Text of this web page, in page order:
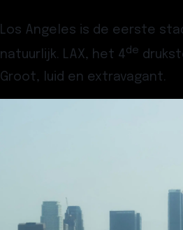
Los Angeles is de eerste
natuurlijk. LAX, het 4de
Groot, luid en extravagant.